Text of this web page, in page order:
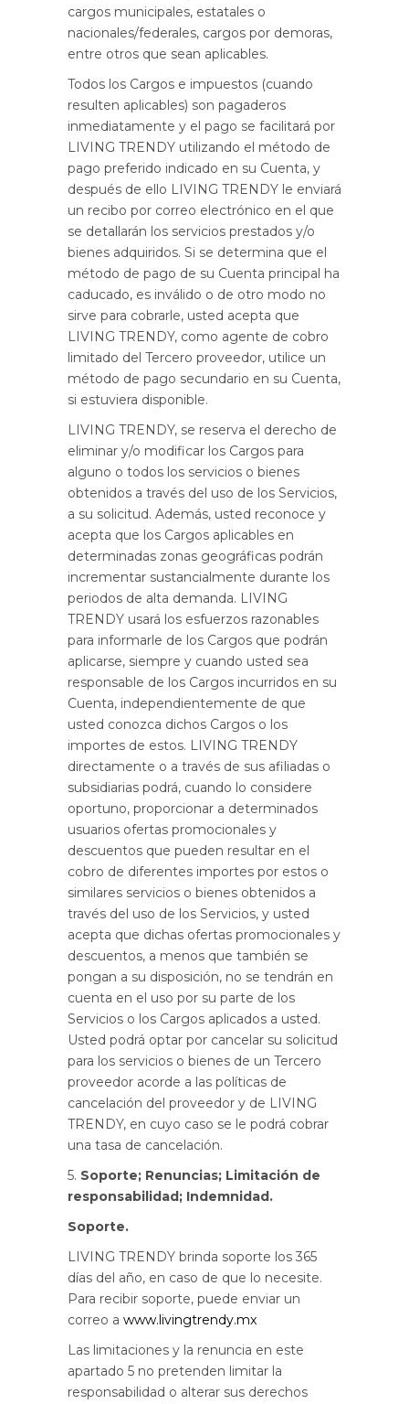
cargos municipales, estatales o
nacionales/federales, cargos por demoras,
entre otros que sean aplicables.
Todos los Cargos e impuestos (cuando
resulten aplicables) son pagaderos
inmediatamente y el pago se facilitará por
LIVING TRENDY utilizando el método de
pago preferido indicado en su Cuenta, y
después de ello LIVING TRENDY le enviará
un recibo por correo electrónico en el que
se detallarán los servicios prestados y/o
bienes adquiridos. Si se determina que el
método de pago de su Cuenta principal ha
caducado, es inválido o de otro modo no
sirve para cobrarle, usted acepta que
LIVING TRENDY, como agente de cobro
limitado del Tercero proveedor, utilice un
método de pago secundario en su Cuenta,
si estuviera disponible.
LIVING TRENDY, se reserva el derecho de
eliminar y/o modificar los Cargos para
alguno o todos los servicios o bienes
obtenidos a través del uso de los Servicios,
a su solicitud. Además, usted reconoce y
acepta que los Cargos aplicables en
determinadas zonas geográficas podrán
incrementar sustancialmente durante los
periodos de alta demanda. LIVING
TRENDY usará los esfuerzos razonables
para informarle de los Cargos que podrán
aplicarse, siempre y cuando usted sea
responsable de los Cargos incurridos en su
Cuenta, independientemente de que
usted conozca dichos Cargos o los
importes de estos. LIVING TRENDY
directamente o a través de sus afiliadas o
subsidiarias podrá, cuando lo considere
oportuno, proporcionar a determinados
usuarios ofertas promocionales y
descuentos que pueden resultar en el
cobro de diferentes importes por estos o
similares servicios o bienes obtenidos a
través del uso de los Servicios, y usted
acepta que dichas ofertas promocionales y
descuentos, a menos que también se
pongan a su disposición, no se tendrán en
cuenta en el uso por su parte de los
Servicios o los Cargos aplicados a usted.
Usted podrá optar por cancelar su solicitud
para los servicios o bienes de un Tercero
proveedor acorde a las políticas de
cancelación del proveedor y de LIVING
TRENDY, en cuyo caso se le podrá cobrar
una tasa de cancelación.
5. Soporte; Renuncias; Limitación de
responsabilidad; Indemnidad.
Soporte.
LIVING TRENDY brinda soporte los 365
días del año, en caso de que lo necesite.
Para recibir soporte, puede enviar un
correo a www.livingtrendy.mx
Las limitaciones y la renuncia en este
apartado 5 no pretenden limitar la
responsabilidad o alterar sus derechos